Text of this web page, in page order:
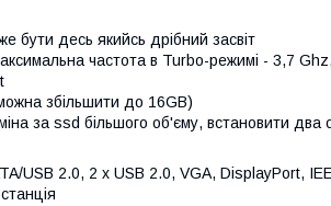
десь якийсь дрібний засвіт
частота в Turbo-режимі - 3,7
збільшити до 16GB)
за ssd більшого об'єму, встановити два
USB 2.0, 2 x USB 2.0, VGA, DisplayPort,